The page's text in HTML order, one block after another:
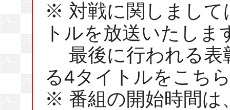
※ 対戦に関しまして
トルを放送いたしま
最後に行われる表
る4タイトルをこち
※ 番組の開始時間は